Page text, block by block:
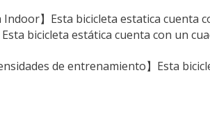
Indoor】Esta bicicleta estatica
Esta bicicleta estática cuenta con un
de entrenamiento】Esta